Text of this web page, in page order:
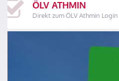
ÖLV ATHMIN
Direkt zum ÖLV Athmin Login